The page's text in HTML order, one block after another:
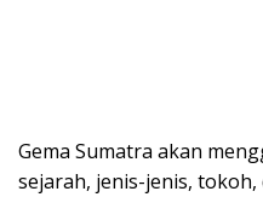
Gema Sumatra akan
sejarah, jenis-jenis,